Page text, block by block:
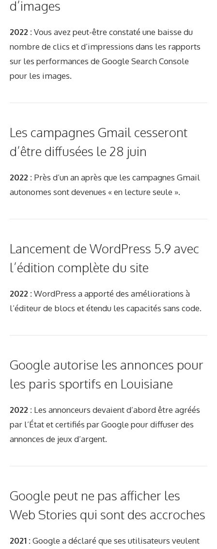
d’images
2022 :Vous avez peut-être constaté une baisse du
nombre de clics et d’impressions dans les rapports
sur les performances de Google Search Console
pour les images.
Les campagnes Gmail cesseront
d’être diffusées le 28 juin
2022 : Près d’un an après que les campagnes Gmail
autonomes sont devenues « en lecture seule ».
Lancement de WordPress 5.9 avec
l’édition complète du site
2022 :WordPress a apporté des améliorations à
l’éditeur de blocs et étendu les capacités sans code.
Google autorise les annonces pour
les paris sportifs en Louisiane
2022 : Les annonceurs devaient d’abord être agréés
par l’État et certifiés par Google pour diffuser des
annonces de jeux d’argent.
Google peut ne pas afficher les
Web Stories qui sont des accroches
2021 :Google a déclaré que ses utilisateurs veulent